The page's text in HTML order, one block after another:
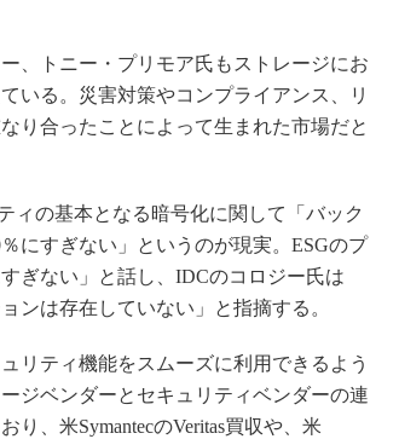
、トニー・プリモア氏もストレージにお
いる。災害対策やコンプライアンス、リ
り合ったことによって生まれた市場だと
の基本となる暗号化に関して「バック
にすぎない」というのが現実。ESGのプ
ぎない」と話し、IDCのコロジー氏は
ンは存在していない」と指摘する。
リティ機能をスムーズに利用できるよう
ジベンダーとセキュリティベンダーの連
、米SymantecのVeritas買収や、米